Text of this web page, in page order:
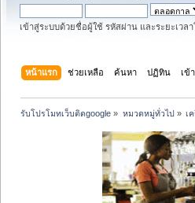
เข้าสู่ระบบด้วยชื่อผู้ใช้ รหัสผ่าน และระยะเวล
หน้าแรก ช่วยเหลือ ค้นหา ปฏิทิน เข้
รับโปรโมทเว็บติดgoogle » หมวดหมู่ทั่วไป» เ